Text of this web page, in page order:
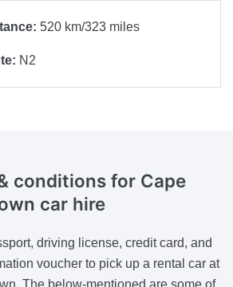
520 km/323 miles
N2
conditions for Cape
car hire
driving license, credit card, and
voucher to pick up a rental car at